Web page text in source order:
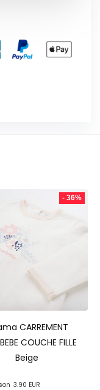
- 36%
CARREMENT
COUCHE FILLE
Beige
3.90 EUR